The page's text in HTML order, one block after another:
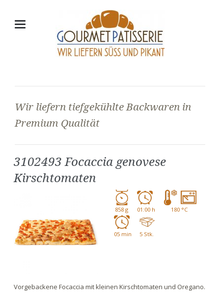
Wir liefern tiefgekühlte Backwaren in
Premium Qualität
3102493 Focaccia genovese
Kirschtomaten
858 g 01:00 h 180 °C
05 min 5 Stk.
Vorgebackene Focaccia mit kleinen Kirschtomaten und Oregano.